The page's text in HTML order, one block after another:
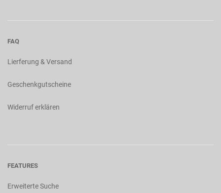
FAQ
Lierferung & Versand
Geschenkgutscheine
Widerruf erklären
FEATURES
Erweiterte Suche